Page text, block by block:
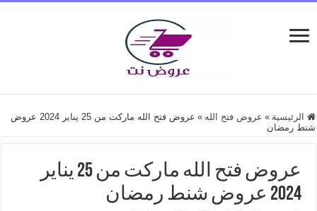
الرئيسية » عروض فتح الله »
عروض فتح الله ماركت من 25 يناير 2024 عروض
شنط رمضان
عروض فتح الله ماركت من 25 يناير
2024 عروض شنط رمضان